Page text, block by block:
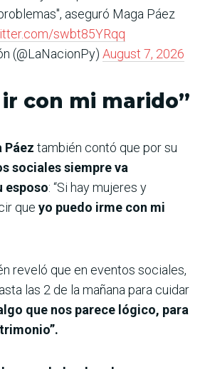
aseguró Maga Páez
swbt85YRqq
(@LaNacionPy) August 7, 2026
ir con mi marido”
Páez también contó que por su
sociales siempre va
esposo: “Si hay mujeres y
que yo puedo irme con mi
reveló que en eventos sociales,
las 2 de la mañana para cuidar
que nos parece lógico, para